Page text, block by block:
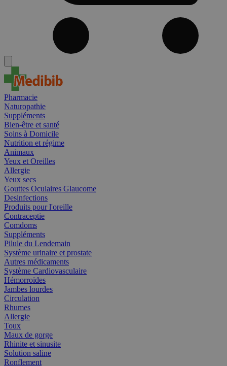
Pharmacie
Naturopathie
Suppléments
Bien-être et santé
Soins à Domicile
Nutrition et régime
Animaux
Yeux et Oreilles
Allergie
Yeux secs
Gouttes Oculaires Glaucome
Desinfections
Produits pour l'oreille
Contraceptie
Comdoms
Suppléments
Pilule du Lendemain
Système urinaire et prostate
Autres médicaments
Système Cardiovasculaire
Hémorroïdes
Jambes lourdes
Circulation
Rhumes
Allergie
Toux
Maux de gorge
Rhinite et sinusite
Solution saline
Ronflement